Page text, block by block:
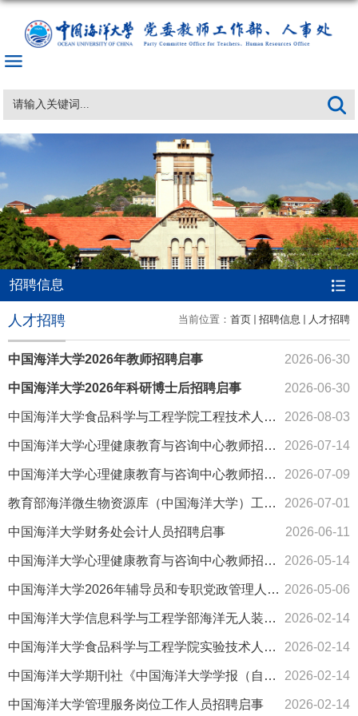
招聘信息
当前位置： 首页 招聘信息 人才招聘
人才招聘
2026-06-30
中国海洋大学2026年教师招聘启事
2026-06-30
中国海洋大学2026年科研博士后招聘启事
2026-08-03
中国海洋大学食品科学与工程学院工程技术人员招聘启事
2026-07-14
中国海洋大学心理健康教育与咨询中心教师招聘补充公告
2026-07-09
中国海洋大学心理健康教育与咨询中心教师招聘启事
2026-07-01
教育部海洋微生物资源库（中国海洋大学）工程技术人员招聘启事
2026-06-11
中国海洋大学财务处会计人员招聘启事
2026-05-14
中国海洋大学心理健康教育与咨询中心教师招聘启事
2026-05-06
中国海洋大学2026年辅导员和专职党政管理人员招聘启事
2026-02-14
中国海洋大学信息科学与工程学部海洋无人装备技术研究所工程技术人员招聘启事
2026-02-14
中国海洋大学食品科学与工程学院实验技术人员招聘启事
2026-02-14
中国海洋大学期刊社《中国海洋大学学报（自然科学版）》专职编辑招聘启事
2026-02-14
中国海洋大学管理服务岗位工作人员招聘启事